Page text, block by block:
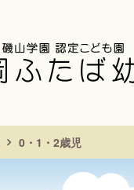
0・1・2歳児